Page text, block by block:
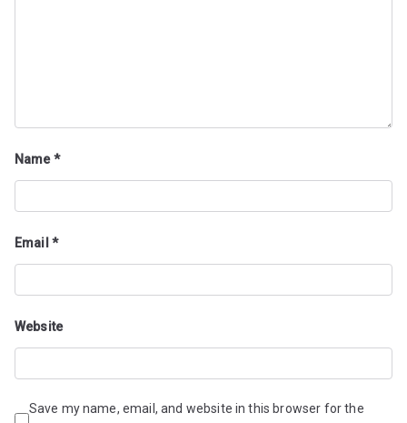
Name*
Email *
Website
Save my name, email, and website in this browser for the